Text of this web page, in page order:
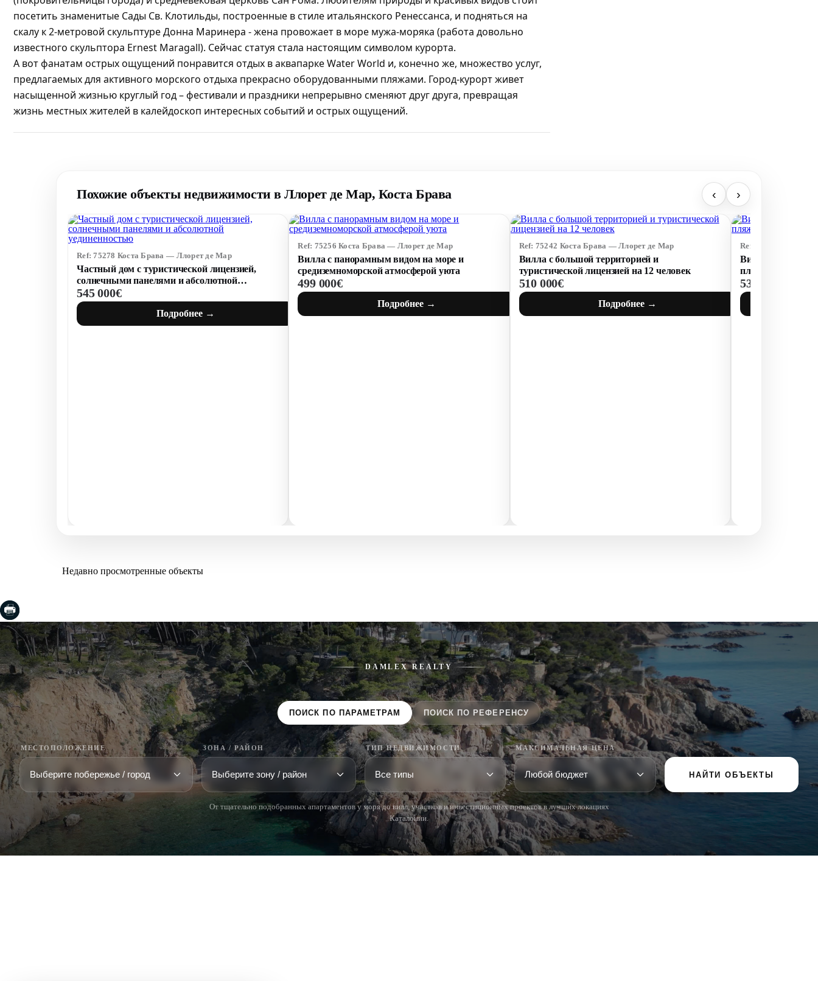
посетить знаменитые Сады Св. Клотильды, построенные в стиле итальянского Ренессанса, и подняться на
скалу к 2-метровой скульптуре Донна Маринера - жена провожает в море мужа-моряка (работа довольно
известного скульптора Ernest Maragall). Сейчас статуя стала настоящим символом курорта.
А вот фанатам острых ощущений понравится отдых в аквапарке Water World и, конечно же, множество услуг,
предлагаемых для активного морского отдыха прекрасно оборудованными пляжами. Город-курорт живет
насыщенной жизнью круглый год – фестивали и праздники непрерывно сменяют друг друга, превращая
жизнь местных жителей в калейдоскоп интересных событий и острых ощущений.
Похожие объекты недвижимости в Ллорет де Мар, Коста Брава ‹ ›
Ref: 75278 Коста Брава — Ллорет де Мар
Частный дом с туристической лицензией,
солнечными панелями и абсолютной
уединенностью
545 000€
Подробнее →
Ref: 75256 Коста Брава — Ллорет де Мар
Вилла с панорамным видом на море и
средиземноморской атмосферой уюта
499 000€
Подробнее →
Ref: 75242 Коста Брава — Ллорет де Мар
Вилла с большой территорией и
туристической лицензией на 12 человек
510 000€
Подробнее →
Ref: 74659 Коста
Вилла с
пляжем Santa
530 000€
Недавно просмотренные объекты
DAMLEX REALTY
ПОИСК ПО ПАРАМЕТРАМ ПОИСК ПО РЕФЕРЕНСУ
МЕСТОПОЛОЖЕНИЕ ЗОНА / РАЙОН ТИП НЕДВИЖИМОСТИ МАКСИМАЛЬНАЯ ЦЕНА
НАЙТИ ОБЪЕКТЫ
От тщательно подобранных апартаментов у моря до вилл, участков и инвестиционных проектов в лучших локациях
Каталонии.